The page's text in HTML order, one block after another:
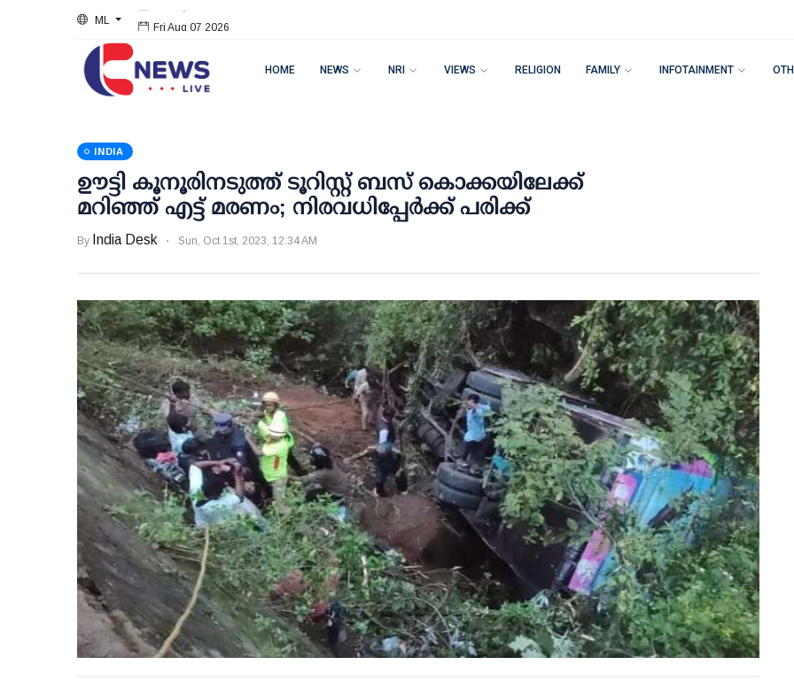
ML Fri Aug 07 2026
HOME NEWS NRI VIEWS RELIGION FAMILY INFOTAINMENT
INDIA
ഊട്ടി കൂനൂരിനടുത്ത് ടൂറിസ്റ്റ് ബസ് കൊക്കയിലേക്ക്
മറിഞ്ഞ് എട്ട് മരണം; നിരവധിപ്പേര്‍ക്ക് പരിക്ക്
By India Desk Sun, Oct 1st, 2023, 12:34 AM